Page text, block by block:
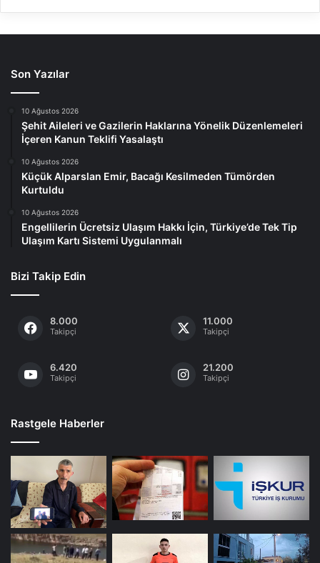
Son Yazılar
10 Ağustos 2026
Şehit Aileleri ve Gazilerin Haklarına Yönelik Düzenlemeleri
İçeren Kanun Teklifi Yasalaştı
10 Ağustos 2026
Küçük Alparslan Emir, Bacağı Kesilmeden Tümörden
Kurtuldu
10 Ağustos 2026
Engellilerin Ücretsiz Ulaşım Hakkı İçin, Türkiye’de Tek Tip
Ulaşım Kartı Sistemi Uygulanmalı
Bizi Takip Edin
8.000
Takipçi
11.000
Takipçi
6.420
Takipçi
21.200
Takipçi
Rastgele Haberler